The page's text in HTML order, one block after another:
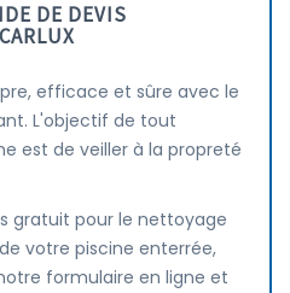
DE DEVIS
efficace et sûre avec le
L'objectif de tout
est de veiller à la propreté
gratuit pour le nettoyage
votre piscine enterrée,
formulaire en ligne et